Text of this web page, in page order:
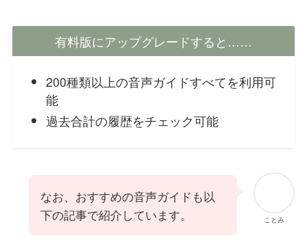
有料版にアップグレードすると……
200種類以上の音声ガイドすべてを利用可
能
過去合計の履歴をチェック可能
ことみ
なお、おすすめの音声ガイドも以
下の記事で紹介しています。